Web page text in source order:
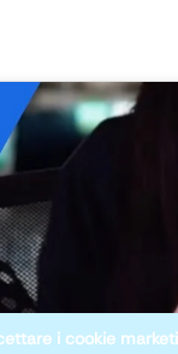
i cookie